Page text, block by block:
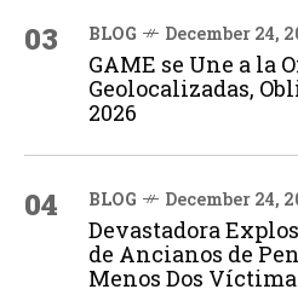
03 BLOG December 24,
GAME se Une a la
Geolocalizadas,
2026
04 BLOG December 24,
Devastadora
de Ancianos de
Menos Dos